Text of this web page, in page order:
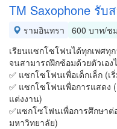
TM Saxophone รั
รามอินทรา 600 บาท/ชม
เรียนแซกโซโฟนได้ทุกเพศทุ
จนสามารถฝึกซ้อมด้วยตัวเอ
✅ แซกโซโฟนเพื่อเด็กเล็ก (เ
✅ แซกโซโฟนเพื่อการแสดง
แต่งงาน)
✅แซกโซโฟนเพื่อการศึกษา
มหาวิทยาลัย)